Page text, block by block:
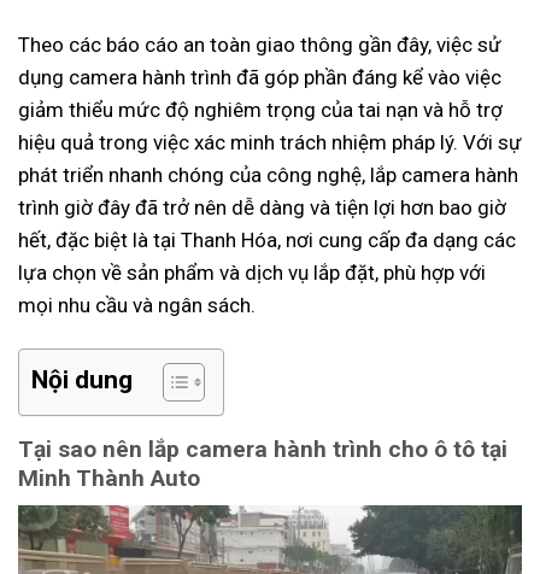
Theo các báo cáo an toàn giao thông gần đây, việc sử
dụng camera hành trình đã góp phần đáng kể vào việc
giảm thiểu mức độ nghiêm trọng của tai nạn và hỗ trợ
hiệu quả trong việc xác minh trách nhiệm pháp lý. Với sự
phát triển nhanh chóng của công nghệ, lắp camera hành
trình giờ đây đã trở nên dễ dàng và tiện lợi hơn bao giờ
hết, đặc biệt là tại Thanh Hóa, nơi cung cấp đa dạng các
lựa chọn về sản phẩm và dịch vụ lắp đặt, phù hợp với
mọi nhu cầu và ngân sách.
Nội dung
Tại sao nên lắp camera hành trình cho ô tô tại
Minh Thành Auto